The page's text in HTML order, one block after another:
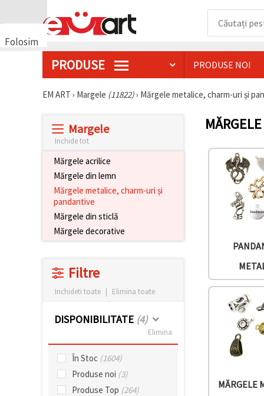
Folosim
funcționarea
PRODUSE PRODUSE NOI
EM ART › Margele (11822)› Mărgele metalice, charm-uri și
Margele
Inchide tot
Mărgele acrilice
Mărgele din lemn
Mărgele metalice, charm-uri și
pandantive
Mărgele din sticlă
Mărgele decorative
Filtre
Inchideti toate | Elimina toate
DISPONIBILITATE (4)
Elimina
În Stoc (1604)
Produse noi (3)
Produse Top (264)
MĂRGELE